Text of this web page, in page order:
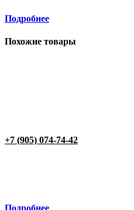
+7 (905) 074-74-42
Подробнее
Похожие товары